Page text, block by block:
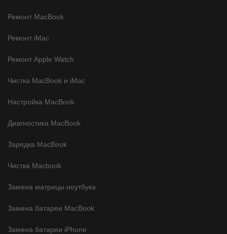
Ремонт MacBook
Ремонт iMac
Ремонт Apple Watch
Чистка MacBook и iMac
Настройка MacBook
Диагностика MacBook
Зарядка MacBook
Чистка Macbook
Замена матрицы ноутбука
Замена батареи MacBook
Замена батареи iPhone